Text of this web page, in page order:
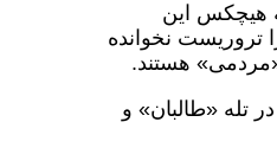
هیچکس این
تروریست نخوانده
هستند.
تله «طالبان» و